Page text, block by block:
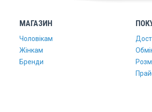
МАГАЗИН
Чоловікам
Жінкам
Бренди